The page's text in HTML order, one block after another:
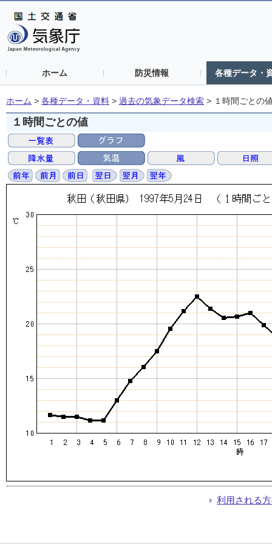
ホーム 防災情報 各種データ・
ホーム > 各種データ・資料 > 過去の気象データ検索 > １時間ごとの
１時間ごとの値
利用される